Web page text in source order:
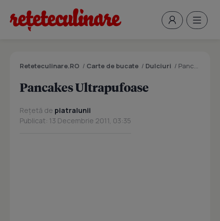
Reteteculinare.RO / Carte de bucate / Dulciuri / Pancakes Ultrapufoase
Pancakes Ultrapufoase
Rețetă de piatralunii
Publicat: 13 Decembrie 2011, 03:35